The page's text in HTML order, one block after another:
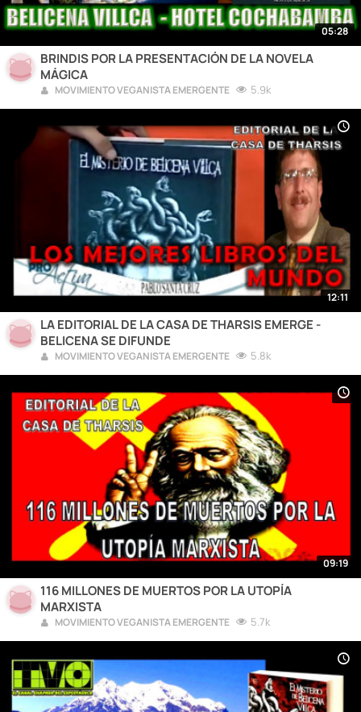
05:28
BRINDIS POR LA PRESENTACIÓN DE LA NOVELA
MÁGICA
MOVIMIENTO VEGANISTA EMERGENTE 5.9k
12:11
LA EDITORIAL DE LA CASA DE THARSIS EMERGE -
BELICENA SE DIFUNDE
MOVIMIENTO VEGANISTA EMERGENTE 5.8k
09:19
116 MILLONES DE MUERTOS POR LA UTOPÍA
MARXISTA
MOVIMIENTO VEGANISTA EMERGENTE 5.7k